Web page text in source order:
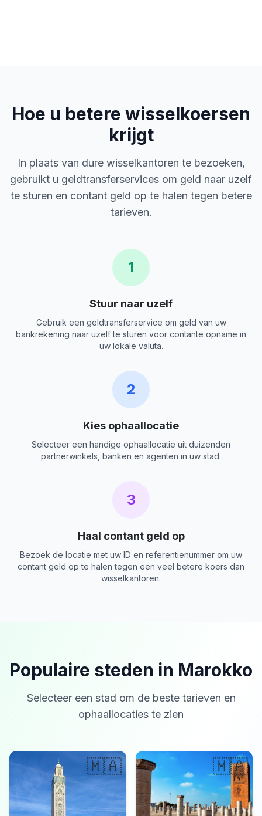
Hoe u betere wisselkoersen
krijgt
In plaats van dure wisselkantoren te bezoeken,
gebruikt u geldtransferservices om geld naar uzelf
te sturen en contant geld op te halen tegen betere
tarieven.
1
Stuur naar uzelf
Gebruik een geldtransferservice om geld van uw
bankrekening naar uzelf te sturen voor contante opname in
uw lokale valuta.
2
Kies ophaallocatie
Selecteer een handige ophaallocatie uit duizenden
partnerwinkels, banken en agenten in uw stad.
3
Haal contant geld op
Bezoek de locatie met uw ID en referentienummer om uw
contant geld op te halen tegen een veel betere koers dan
wisselkantoren.
Populaire steden in Marokko
Selecteer een stad om de beste tarieven en
ophaallocaties te zien
🇲🇦 🇲🇦